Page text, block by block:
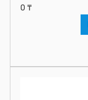
0 ₸